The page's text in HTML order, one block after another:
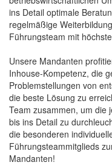
ins Detail optimale
regelmäßige
Führungsteam mit
Unsere Mandanten
Inhouse-Kompetenz, die
Problemstellungen von
die beste Lösung zu
Team zusammen, um die
bis ins Detail zu
die besonderen
Führungsteammitglieds
Mandanten!